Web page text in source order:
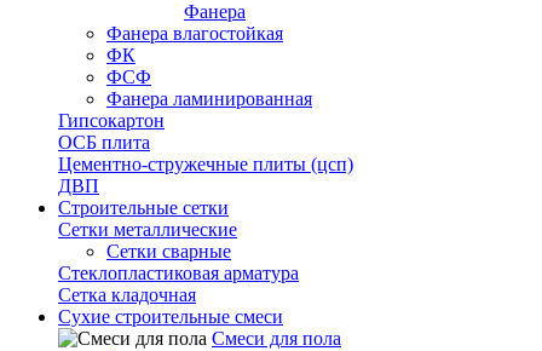
Фанера
Фанера влагостойкая
ФК
ФСФ
Фанера ламинированная
Гипсокартон
ОСБ плита
Цементно-стружечные плиты (цсп)
ДВП
Строительные сетки
Сетки металлические
Сетки сварные
Стеклопластиковая арматура
Сетка кладочная
Сухие строительные смеси
Смеси для пола